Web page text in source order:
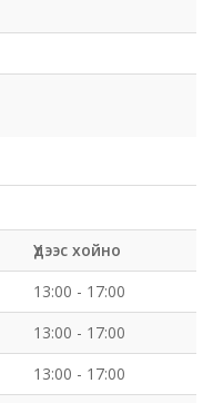
Үдээс хойно
13:00 - 17:00
13:00 - 17:00
13:00 - 17:00